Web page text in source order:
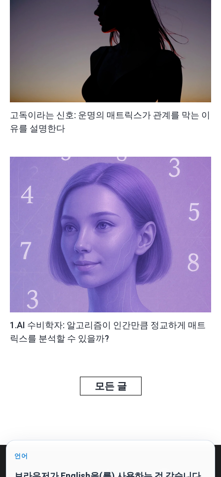
고독이라는 신호: 운명의 매트릭스가 관계를 막는 이
유를 설명한다
1.AI 수비학자: 알고리즘이 인간만큼 정교하게 매트
릭스를 분석할 수 있을까?
모든 글
언어